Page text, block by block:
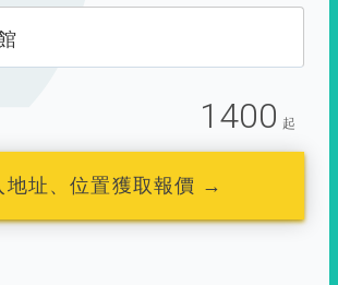
1400 起
地址、位置獲取報價 →